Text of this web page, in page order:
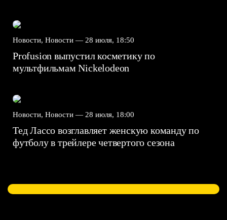
Новости, Новости — 28 июля, 18:50
Profusion выпустил косметику по
мультфильмам Nickelodeon
Новости, Новости — 28 июля, 18:00
Тед Лассо возглавляет женскую команду по
футболу в трейлере четвертого сезона